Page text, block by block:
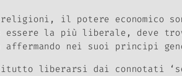
il potere economico
essere la più liberale, deve
nei suoi principi
liberarsi dai connotati